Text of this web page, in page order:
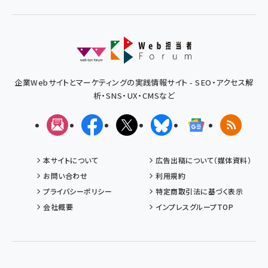
企業Webサイトとマーケティングの実践情報サイト - SEO・アクセス解
析・SNS・UX・CMSなど
メルマガFacebookX(エックス)BlueskyGoogleニュ
RSS
本サイトについて
広告出稿について（媒体資料）
お問い合わせ
利用規約
プライバシーポリシー
特定商取引法に基づく表示
会社概要
インプレスグループTOP